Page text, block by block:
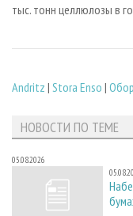
тыс. тонн целлюлозы в
Andritz | Stora Enso |
НОВОСТИ ПО ТЕМЕ
05.08.2026